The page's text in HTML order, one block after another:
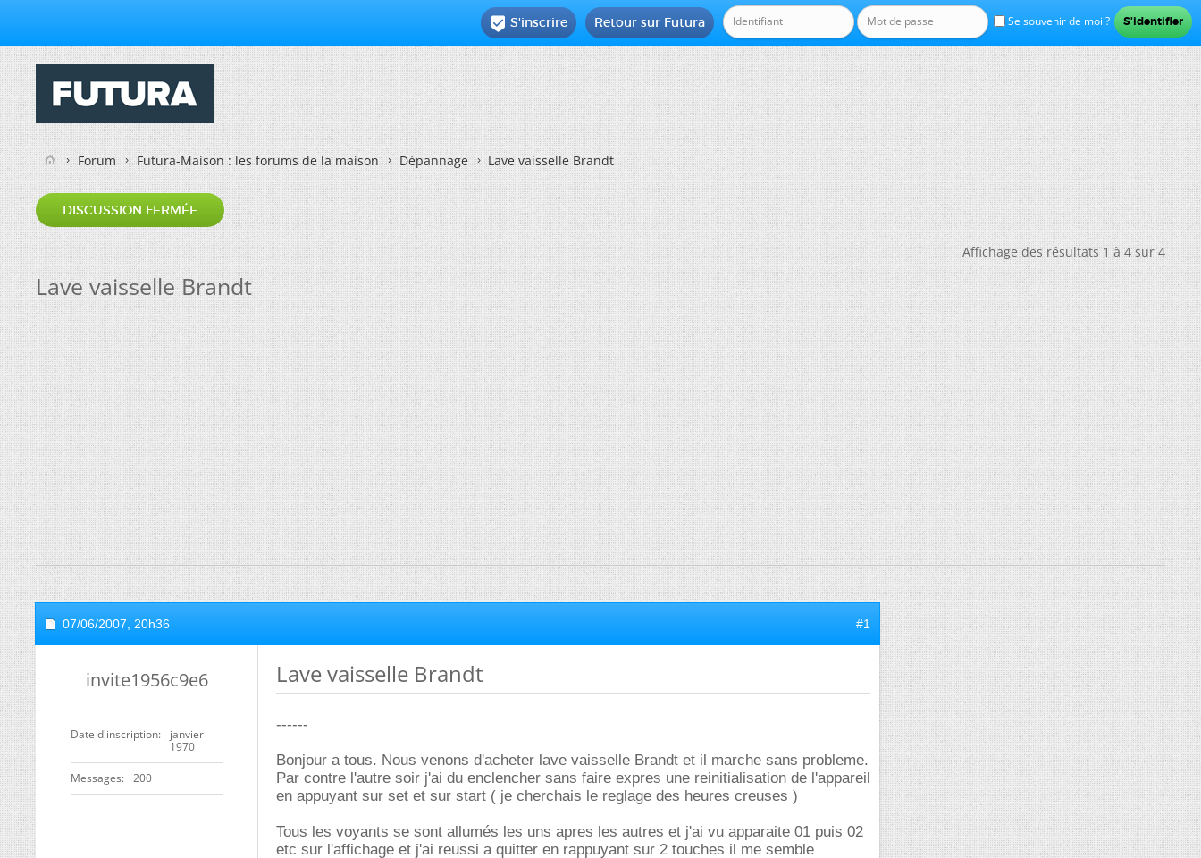
Se souvenir de moi ?
Retour sur Futura
 S'inscrire
Forum Futura-Maison : les forums de la maison Dépannage Lave vaisselle Brandt
DISCUSSION FERMÉE
Affichage des résultats 1 à 4 sur 4
Lave vaisselle Brandt
07/06/2007, 20h36 #1
invite1956c9e6
Date d'inscription
janvier
1970
Messages 200
Lave vaisselle Brandt
------
Bonjour a tous. Nous venons d'acheter lave vaisselle Brandt et il marche sans probleme.
Par contre l'autre soir j'ai du enclencher sans faire expres une reinitialisation de l'appareil
en appuyant sur set et sur start ( je cherchais le reglage des heures creuses )
Tous les voyants se sont allumés les uns apres les autres et j'ai vu apparaite 01 puis 02
etc sur l'affichage et j'ai reussi a quitter en rappuyant sur 2 touches il me semble